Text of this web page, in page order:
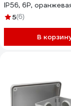
IP56, 6P,
43017HF-GI
5(6)
В